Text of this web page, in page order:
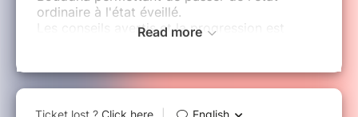
ordinaire à l'état éveillé.
Les conseils avertis et la progression est
La première séance sera menée par Rinpoché
qui nous délivrera les autorisations et les
bénédictions.
Read more